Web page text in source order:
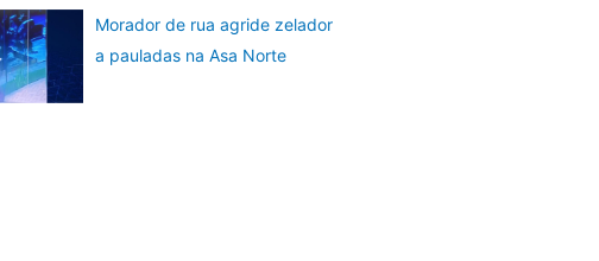
Morador de rua agride zelador
a pauladas na Asa Norte